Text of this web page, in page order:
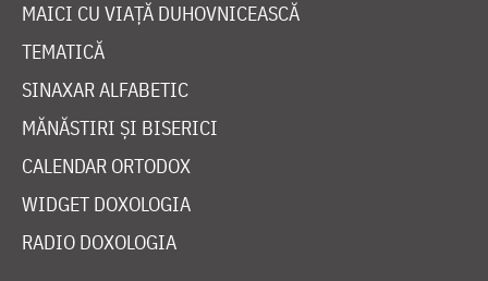
MAICI CU VIAȚĂ DUHOVNICEASCĂ
TEMATICĂ
SINAXAR ALFABETIC
MĂNĂSTIRI ȘI BISERICI
CALENDAR ORTODOX
WIDGET DOXOLOGIA
RADIO DOXOLOGIA